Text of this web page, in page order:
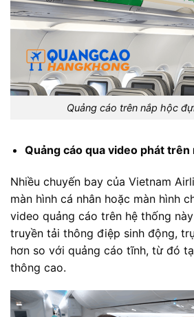
Quảng cáo trên nắp hộc
Quảng cáo qua video phát trên
Nhiều chuyến bay của Vietnam
màn hình cá nhân hoặc màn hình
video quảng cáo trên hệ thống
truyền tải thông điệp sinh động,
hơn so với quảng cáo tĩnh, từ đó
thông cao.